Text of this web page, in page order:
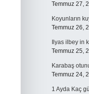
Temmuz 27,
Koyunların
Temmuz 26,
Ilyas ilbey in
Temmuz 25,
Karabaş
Temmuz 24,
1 Ayda Kaç